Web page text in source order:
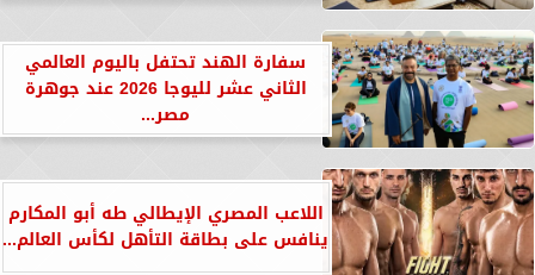
سفارة الهند تحتفل باليوم العالمي
الثاني عشر لليوجا 2026 عند جوهرة
مصر...
اللاعب المصري الإيطالي طه أبو المكارم
ينافس على بطاقة التأهل لكأس العالم...